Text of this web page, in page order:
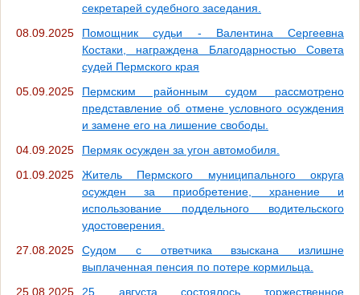
секретарей судебного заседания.
08.09.2025
Помощник судьи - Валентина Сергеевна
Костаки, награждена Благодарностью Совета
судей Пермского края
05.09.2025
Пермским районным судом рассмотрено
представление об отмене условного осуждения
и замене его на лишение свободы.
04.09.2025
Пермяк осужден за угон автомобиля.
01.09.2025
Житель Пермского муниципального округа
осужден за приобретение, хранение и
использование поддельного водительского
удостоверения.
27.08.2025
Судом с ответчика взыскана излишне
выплаченная пенсия по потере кормильца.
25.08.2025
25 августа состоялось торжественное